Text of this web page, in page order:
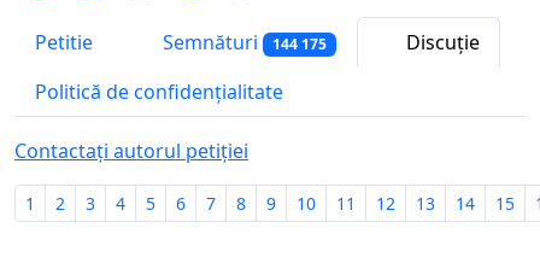
Petitie Semnături 144 175
Discuție
Politică de confidențialitate
Contactați autorul petiției
1 2 3 4 5 6 7 8 9 10 11 12 13 14 15